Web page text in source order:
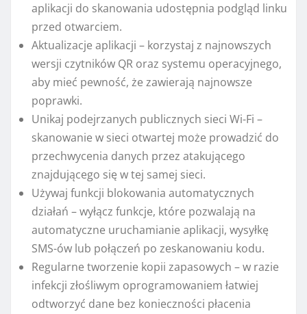
aplikacji do skanowania udostępnia podgląd linku
przed otwarciem.
Aktualizacje aplikacji – korzystaj z najnowszych
wersji czytników QR oraz systemu operacyjnego,
aby mieć pewność, że zawierają najnowsze
poprawki.
Unikaj podejrzanych publicznych sieci Wi-Fi –
skanowanie w sieci otwartej może prowadzić do
przechwycenia danych przez atakującego
znajdującego się w tej samej sieci.
Używaj funkcji blokowania automatycznych
działań – wyłącz funkcje, które pozwalają na
automatyczne uruchamianie aplikacji, wysyłkę
SMS-ów lub połączeń po zeskanowaniu kodu.
Regularne tworzenie kopii zapasowych – w razie
infekcji złośliwym oprogramowaniem łatwiej
odtworzyć dane bez konieczności płacenia